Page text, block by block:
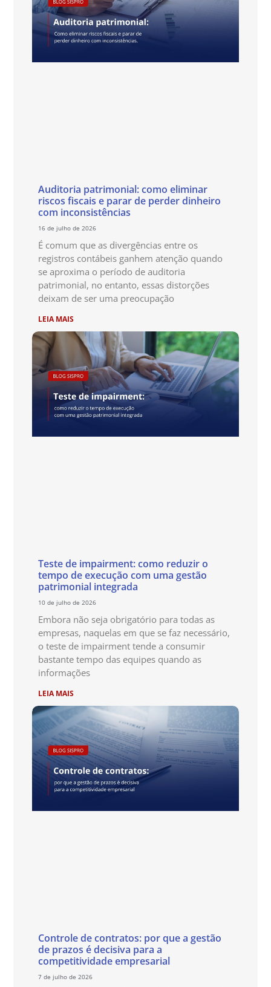
Auditoria patrimonial: como eliminar
riscos fiscais e parar de perder dinheiro
com inconsistências
16 de julho de 2026
É comum que as divergências entre os
registros contábeis ganhem atenção quando
se aproxima o período de auditoria
patrimonial, no entanto, essas distorções
deixam de ser uma preocupação
LEIA MAIS
Teste de impairment: como reduzir o
tempo de execução com uma gestão
patrimonial integrada
10 de julho de 2026
Embora não seja obrigatório para todas as
empresas, naquelas em que se faz necessário,
o teste de impairment tende a consumir
bastante tempo das equipes quando as
informações
LEIA MAIS
Controle de contratos: por que a gestão
de prazos é decisiva para a
competitividade empresarial
7 de julho de 2026